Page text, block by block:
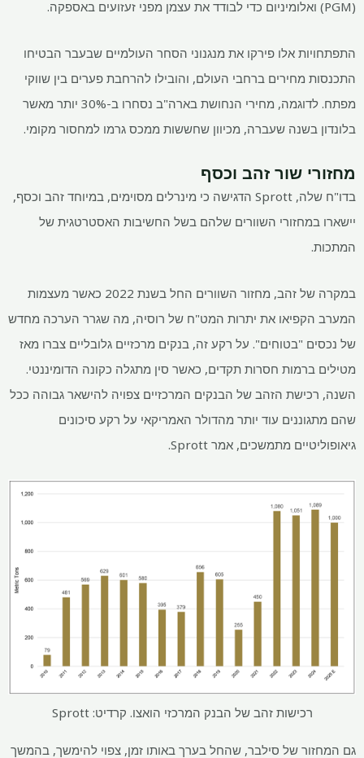
(PGM) ואלומיניום כדי לבודד את עצמן מפני זעזועים באספקה.
התפתחויות אלו פירקו את מנגנוני הסחר העולמיים שבעבר הבטיחו
התכנסות מחירים ברחבי העולם, והובילו להרחבת פערים בין שווקי
מפתח. לדוגמה, מחירי הנחושת בארה"ב נסחרו ב-30% יותר מאשר
בלונדון בשנה שעברה, מכיוון שחששות ממכס גרמו למחסור מקומי.
מחזורי שור זהב וכסף
בדו"ח שלה, Sprott הדגישה כי מינרלים מסוימים, במיוחד זהב וכסף,
יישארו במחזורי השוורים שלהם בשל החשיבות האסטרטגית של
המתכות.
במקרה של זהב, מחזור השוורים החל בשנת 2022 כאשר מעצמות
המערב הקפיאו את יתרות המט"ח של רוסיה, מה שגרר הערכה מחדש
של נכסים "בטוחים". על רקע זה, בנקים מרכזיים גלובליים צברו מאז
מטילים ברמות חסרות תקדים, כאשר סין מתגלה כקונה הדומיננטי.
השנה, רכישת הזהב של הבנקים המרכזיים צפויה להישאר גבוהה ככל
שהם מתגוננים עוד יותר מהדולר האמריקאי על רקע סיכונים
גיאופוליטיים מתמשכים, אמר Sprott.
רכישות זהב של הבנק המרכזי הואצו. קרדיט: Sprott
גם המחזור של סילבר, שהחל בערך באותו זמן, צפוי להימשך, בהמשך